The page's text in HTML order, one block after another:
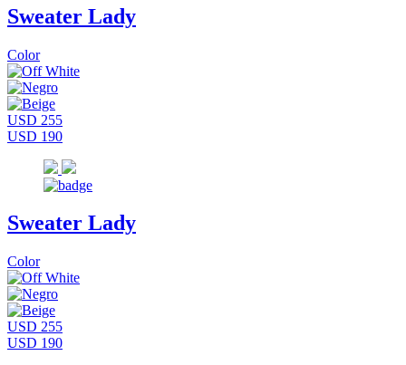
Sweater Lady
Color
USD 255
USD 190
Sweater Lady
Color
USD 255
USD 190